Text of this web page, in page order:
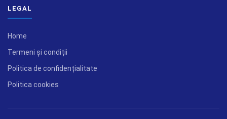
LEGAL
Home
Termeni și condiții
Politica de confidențialitate
Politica cookies